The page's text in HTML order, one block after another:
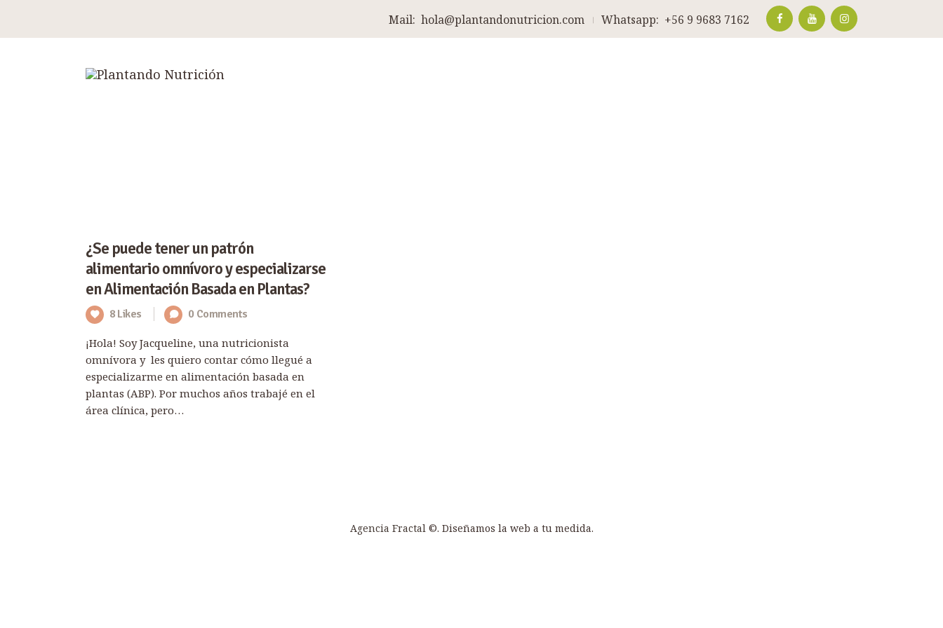
Mail: hola@plantandonutricion.com Whatsapp: +56 9 9683 7162
¿Se puede tener un patrón
alimentario omnívoro y especializarse
en Alimentación Basada en Plantas?
8 Likes 0 Comments
¡Hola! Soy Jacqueline, una nutricionista
omnívora y les quiero contar cómo llegué a
especializarme en alimentación basada en
plantas (ABP). Por muchos años trabajé en el
área clínica, pero…
Agencia Fractal©. Diseñamos la web a tu medida.